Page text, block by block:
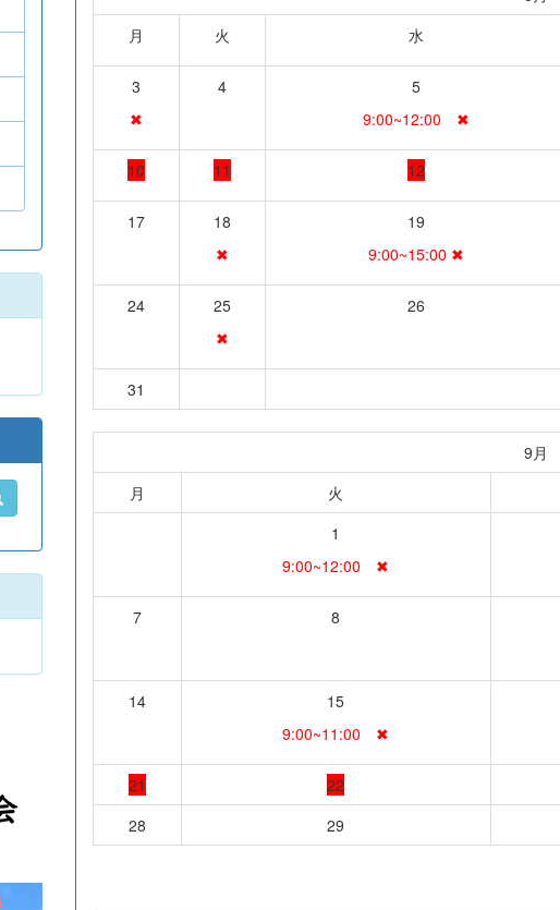
月
火 水
3
✖
4
5
9:00~12:00 ✖
10 11 12
17
18
✖
19
9:00~15:00 ✖
24
25
✖
26
31
9月
月
火
1
9:00~12:00 ✖
7 8
14
15
9:00~11:00 ✖
21 22
28
29